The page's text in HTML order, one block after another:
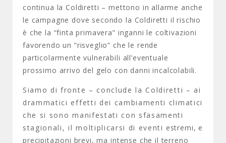
continua la Coldiretti – mettono in allarme anche
le campagne dove secondo la Coldiretti il rischio
è che la “finta primavera” inganni le coltivazioni
favorendo un “risveglio” che le rende
particolarmente vulnerabili all’eventuale
prossimo arrivo del gelo con danni incalcolabili.
Siamo di fronte – conclude la Coldiretti – ai
drammatici effetti dei cambiamenti climatici
che si sono manifestati con sfasamenti
stagionali, il moltiplicarsi di eventi estremi, e
precipitazioni brevi, ma intense che il terreno